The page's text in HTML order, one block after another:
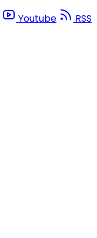
Youtube RSS